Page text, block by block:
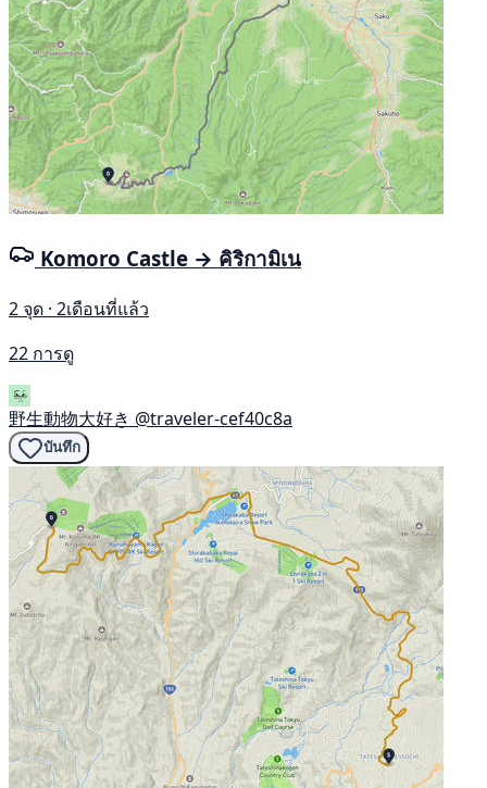
Komoro Castle → คิริกามิเน
2 จุด · 2เดือนที่แล้ว
22 การดู
野生動物大好き @traveler-cef40c8a
บันทึก